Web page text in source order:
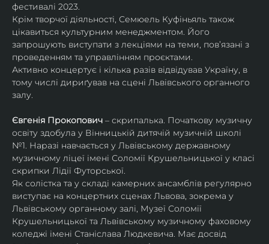
фестивалі 2023.
Крім творчої діяльності, Семюель Куфіньяль також
цікавиться культурним менеджментом. Його
запрошують виступати з лекціями на теми, пов’язані з
проведенням та управлінням проєктами.
Активно концертує і кілька разів відвідував Україну, в
тому числі дириґував на сцені Львівського органного
залу.
Євгенія Прокопович – скрипалька. Початкову музичну
освіту здобула у Вінницькій дитячій музичній школі
№1. Наразі навчається у Львівському державному
музичному ліцеї імені Соломії Крушельницької у класі
скрипки Лідії Футорської.
Як солістка та у складі камерних ансамблів регулярно
виступає на концертних сценах Львова, зокрема у
Львівському органному залі, Музеї Соломії
Крушельницької та Львівському музичному фаховому
коледжі імені Станіслава Людкевича. Має досвід